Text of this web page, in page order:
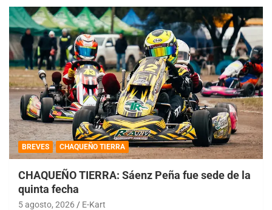
BREVES CHAQUEÑO TIERRA
CHAQUEÑO TIERRA: Sáenz Peña fue sede de la
quinta fecha
5 agosto, 2026 E-Kart